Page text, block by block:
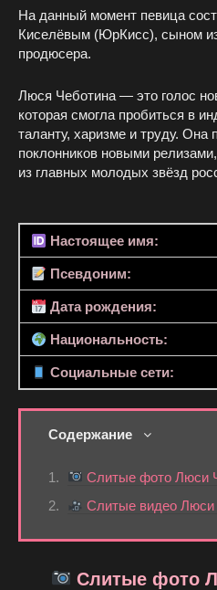
На данный момент певица
Киселёвым (ЮрКисс), сыном
продюсера.
Люся Чеботина — это голос
которая смогла пробиться в
таланту, харизме и труду. Она
поклонников новыми
из главных молодых звёзд
Настоящее имя:
Псевдоним:
Дата рождения:
Национальность:
Социальные сети:
Содержание
Слитые фото Люси
Слитые видео Люси
Слитые фото